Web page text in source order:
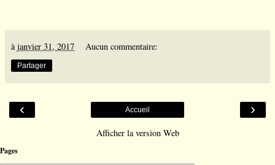
à janvier 31, 2017 Aucun commentaire:
Partager
‹ ›
Accueil
Afficher la version Web
Pages